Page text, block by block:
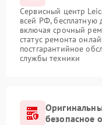
Сервисный центр
всей РФ, бесплатную
включая срочный
статус ремонта
постгарантийное
службы техники
безопасное